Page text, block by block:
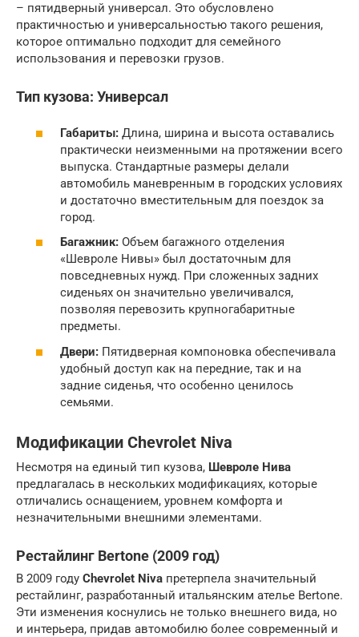
– пятидверный универсал. Это обусловлено
практичностью и универсальностью такого решения,
которое оптимально подходит для семейного
использования и перевозки грузов.
Тип кузова: Универсал
Габариты: Длина, ширина и высота оставались
практически неизменными на протяжении всего
выпуска. Стандартные размеры делали
автомобиль маневренным в городских условиях
и достаточно вместительным для поездок за
город.
Багажник: Объем багажного отделения
«Шевроле Нивы» был достаточным для
повседневных нужд. При сложенных задних
сиденьях он значительно увеличивался,
позволяя перевозить крупногабаритные
предметы.
Двери: Пятидверная компоновка обеспечивала
удобный доступ как на передние, так и на
задние сиденья, что особенно ценилось
семьями.
Модификации Chevrolet Niva
Несмотря на единый тип кузова, Шевроле Нива
предлагалась в нескольких модификациях, которые
отличались оснащением, уровнем комфорта и
незначительными внешними элементами.
Рестайлинг Bertone (2009 год)
В 2009 году Chevrolet Niva претерпела значительный
рестайлинг, разработанный итальянским ателье Bertone.
Эти изменения коснулись не только внешнего вида, но
и интерьера, придав автомобилю более современный и